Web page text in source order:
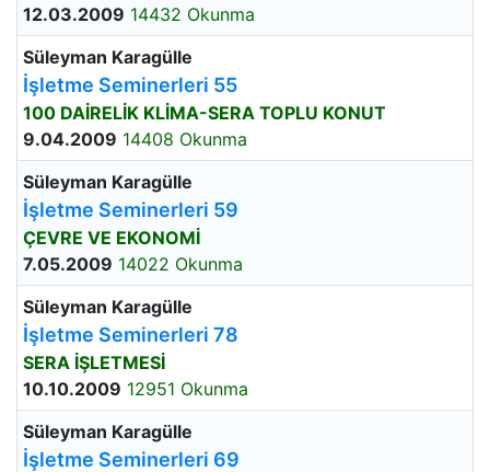
12.03.2009 14432 Okunma
Süleyman Karagülle
İşletme Seminerleri 55
100 DAİRELİK KLİMA-SERA TOPLU KONUT
9.04.2009 14408 Okunma
Süleyman Karagülle
İşletme Seminerleri 59
ÇEVRE VE EKONOMİ
7.05.2009 14022 Okunma
Süleyman Karagülle
İşletme Seminerleri 78
SERA İŞLETMESİ
10.10.2009 12951 Okunma
Süleyman Karagülle
İşletme Seminerleri 69